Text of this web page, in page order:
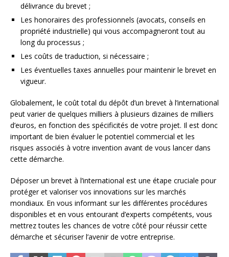
délivrance du brevet ;
Les honoraires des professionnels (avocats, conseils en
propriété industrielle) qui vous accompagneront tout au
long du processus ;
Les coûts de traduction, si nécessaire ;
Les éventuelles taxes annuelles pour maintenir le brevet en
vigueur.
Globalement, le coût total du dépôt d’un brevet à l’international
peut varier de quelques milliers à plusieurs dizaines de milliers
d’euros, en fonction des spécificités de votre projet. Il est donc
important de bien évaluer le potentiel commercial et les
risques associés à votre invention avant de vous lancer dans
cette démarche.
Déposer un brevet à l’international est une étape cruciale pour
protéger et valoriser vos innovations sur les marchés
mondiaux. En vous informant sur les différentes procédures
disponibles et en vous entourant d’experts compétents, vous
mettrez toutes les chances de votre côté pour réussir cette
démarche et sécuriser l’avenir de votre entreprise.